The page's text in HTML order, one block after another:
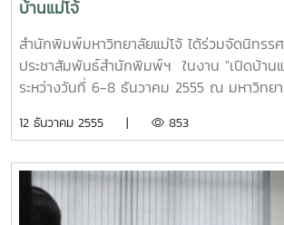
บ้านแม่โจ้
สำนักพิมพ์มหาวิทยาลัยแม่โจ้ ได้ร่วมจัดนิทรร
ประชาสัมพันธ์สำนักพิมพ์ฯ ในงาน "เปิดบ้าน
ระหว่างวันที่ 6-8 ธันวาคม 2555 ณ มหาวิทย
ร่วมจัดนิทรรศการมากมาย
12 ธันวาคม 2555 | 853